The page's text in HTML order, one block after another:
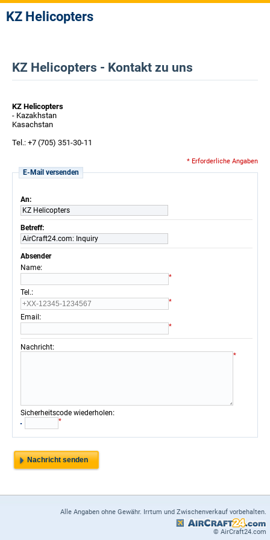
KZ Helicopters
KZ Helicopters - Kontakt zu uns
KZ Helicopters
- Kazakhstan
Kasachstan
Tel.: +7 (705) 351-30-11
* Erforderliche Angaben
E-Mail versenden
An:
KZ Helicopters
Betreff:
AirCraft24.com: Inquiry
Absender
Name:
*
Tel.:
*
Email :
*
Nachricht:
*
Sicherheitscode wiederholen:
*
Alle Angaben ohne Gewähr. Irrtum und Zwischenverkauf vorbehalten.
© AirCraft24.com